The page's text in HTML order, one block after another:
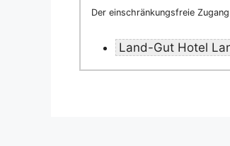
Der einschränkungsfreie
Land-Gut Hotel